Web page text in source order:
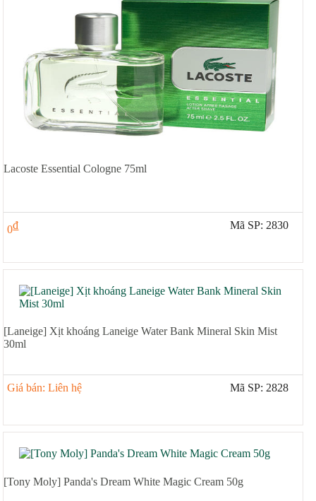
Lacoste Essential Cologne 75ml
0đ Mã SP: 2830
[Laneige] Xịt khoáng Laneige Water Bank Mineral Skin Mist
30ml
Giá bán: Liên hệ Mã SP: 2828
[Tony Moly] Panda's Dream White Magic Cream 50g